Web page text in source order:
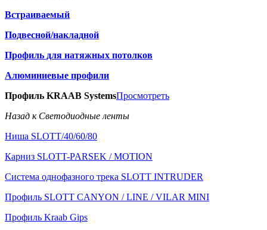
Встраиваемый
Подвесной/накладной
Профиль для натяжных потолков
Алюминиевые профили
Профиль KRAAB SystemsПросмотреть
Назад к Светодиодные ленты
Ниша SLOTT/40/60/80
Карниз SLOTT-PARSEK / MOTION
Система однофазного трека SLOTT INTRUDER
Профиль SLOTT CANYON / LINE / VILAR MINI
Профиль Kraab Gips